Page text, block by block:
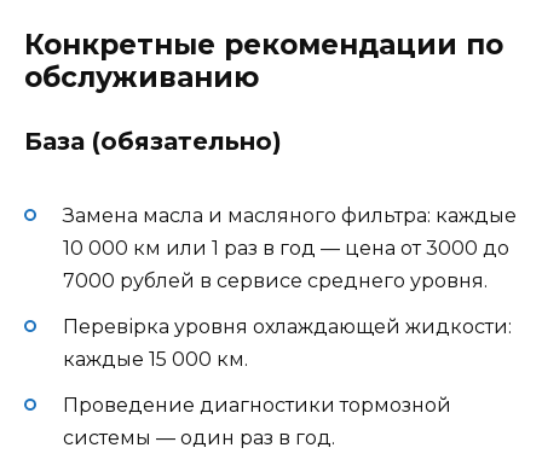
Конкретные рекомендации по
обслуживанию
База (обязательно)
Замена масла и масляного фильтра: каждые
10 000 км или 1 раз в год — цена от 3000 до
7000 рублей в сервисе среднего уровня.
Перевірка уровня охлаждающей жидкости:
каждые 15 000 км.
Проведение диагностики тормозной
системы — один раз в год.